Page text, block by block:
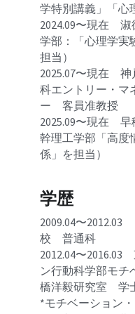
学特別講義」「心
2024.09〜現在　
学部：「心理学実
担当）
2025.07〜現在　
科エントリー・マ
ー　客員准教授
2025.09〜現在　
幹理工学部 「高
係」を担当）
学歴
2009.04〜2012.03
校　普通科
2012.04〜2016.03
ン行動科学部モチ
橋洋毅研究室　学
*モチベーション